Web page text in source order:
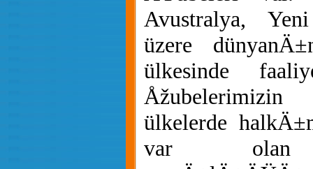
Avustralya,
üzere
ülkesinde
ülkelerde
var olan